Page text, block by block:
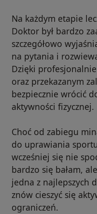
Na każdym etapie
Doktor był bardzo
szczegółowo
na pytania i
Dzięki
oraz przekazanym
bezpiecznie wrócić
aktywności fizycznej.
Choć od zabiegu
do uprawiania
wcześniej się nie
bardzo się bałam,
jedna z najlepszych
znów cieszyć się
ograniczeń.